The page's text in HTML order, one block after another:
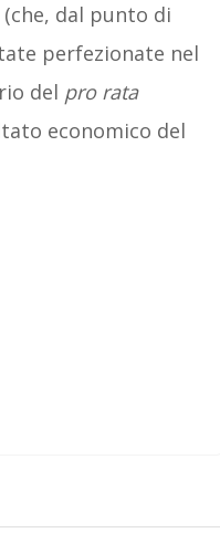
dal punto di
perfezionate nel
del pro rata
economico del